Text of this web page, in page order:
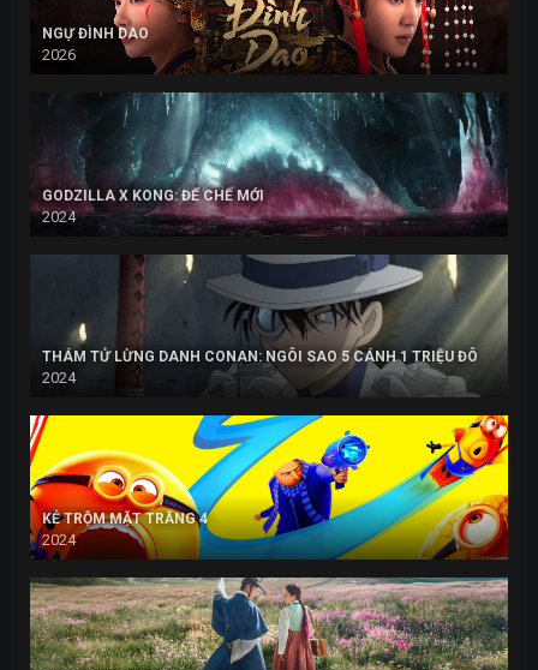
NGỰ ĐÌNH DAO
2026
GODZILLA X KONG: ĐẾ CHẾ MỚI
2024
THÁM TỬ LỪNG DANH CONAN: NGÔI SAO 5 CÁNH 1 TRIỆU ĐÔ
2024
KẺ TRỘM MẶT TRĂNG 4
2024